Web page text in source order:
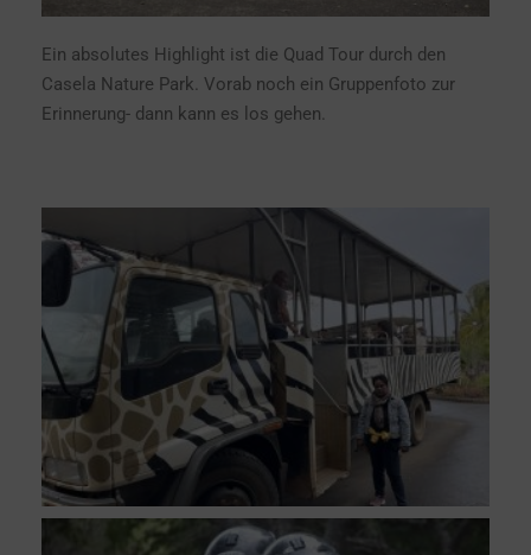
Ein absolutes Highlight ist die Quad Tour durch den
Casela Nature Park. Vorab noch ein Gruppenfoto zur
Erinnerung- dann kann es los gehen.